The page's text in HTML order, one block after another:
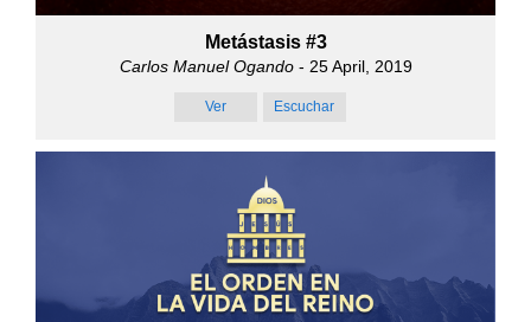
Metástasis #3
Carlos Manuel Ogando- 25 April, 2019
Ver Escuchar